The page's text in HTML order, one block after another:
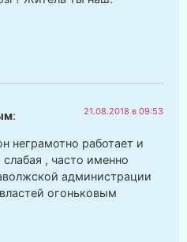
: 21.08.2018 в 09:53
неграмотно работает и
, часто именно
администрации
огоньковым